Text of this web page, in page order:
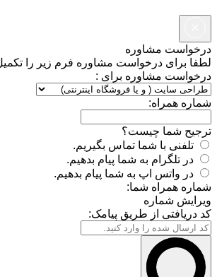
درخواست مشاوره
لطفا برای درخواست مشاوره فرم زیر را
درخواست مشاوره برای :
شماره همراه:
ترجیح شما چیست؟
تلفنی با شما تماس بگیریم.
در تلگرام به شما پیام بدهیم.
در واتس اپ به شما پیام بدهیم.
شماره همراه شما:
ویرایش شماره
کد دریافتی از طریق پیامک: